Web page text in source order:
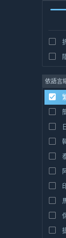
依語言